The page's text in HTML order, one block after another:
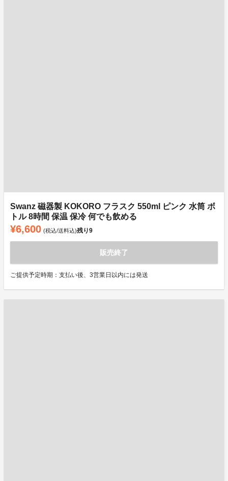
Swanz 磁器製 KOKORO フラスク 550ml ピンク 水筒 ボ
トル 8時間 保温 保冷 何でも飲める
¥6,600 (税込/送料込)残り9
販売終了
ご提供予定時期：支払い後、3営業日以内には発送